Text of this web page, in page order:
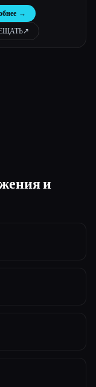
удаления фона и
| Pixflux.AI
→
↗︎
и